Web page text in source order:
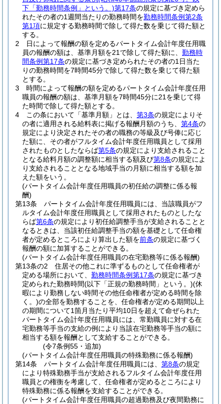
下「勤務時間条例」という。)第17条の規定に基づき定めら
れたその者の1週間当たりの勤務時間を勤務時間条例第2条
第1項に規定する勤務時間で除して得た数を乗じて得た額と
する。
2
日によって報酬の額を定めるパートタイム会計年度任用職
員の報酬の額は、基準月額を21で除して得た額に、 勤務時
間条例第17条の規定に基づき定められたその者の1日当た
りの勤務時間を7時間45分で除して得た数を乗じて得た額
とする。
3
時間によって報酬の額を定めるパートタイム会計年度任用
職員の報酬の額は、基準月額を7時間45分に21を乗じて得
た時間で除して得た額とする。
4
この条において「基準月額」とは、 第3条の規定によりそ
の者に適用される給料表に掲げる報酬月額のうち、 第4条の
規定により決定されたその者の職務の等級及び号俸に応じ
た額に、その者がフルタイム会計年度任用職員として採用
されたものとしたならば第5条の規定により支給されること
となる給料月額の調整額に相当する額及び第8条の規定によ
り支給されることとなる地域手当の月額に相当する額を加
えた額をいう。
(パートタイム会計年度任用職員の初任給の調整に係る報
酬)
第13条
パートタイム会計年度任用職員には、当該職員がフ
ルタイム会計年度任用職員として採用されたものとしたな
らば第6条の規定により初任給調整手当が支給されることと
なるときは、当該初任給調整手当の額を基礎として任命権
者が定めるところにより算出した額を前条の規定に基づく
報酬の額に加算することができる。
(パートタイム会計年度任用職員の在宅勤務等に係る報酬)
第13条の2
住居その他これに準ずるものとして任命権者が
定める場所において、 勤務時間条例第17条の規定に基づき
定められた勤務時間(以下「正規の勤務時間」という。)(休
暇により勤務しない時間その他任命権者が定める時間を除
く。)の全部を勤務することを、任命権者が定める期間以上
の期間について1箇月当たり平均10日を超えて命ぜられた
パートタイム会計年度任用職員には、常勤職員に対する在
宅勤務等手当の支給の例により当該在宅勤務等手当の額に
相当する額を報酬として支給することができる。
(令7条例55・追加)
(パートタイム会計年度任用職員の特殊勤務に係る報酬)
第14条
パートタイム会計年度任用職員には、 第8条の規定
により特殊勤務手当が支給されるフルタイム会計年度任用
職員との権衡を考慮して、任命権者が定めるところにより
特殊勤務に係る報酬を支給することができる。
(パートタイム会計年度任用職員の超過勤務及び夜間勤務に